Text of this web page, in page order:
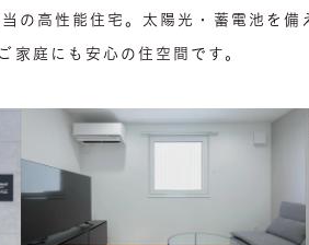
高性能住宅。太陽光・蓄電池を備
家庭にも安心の住空間です。